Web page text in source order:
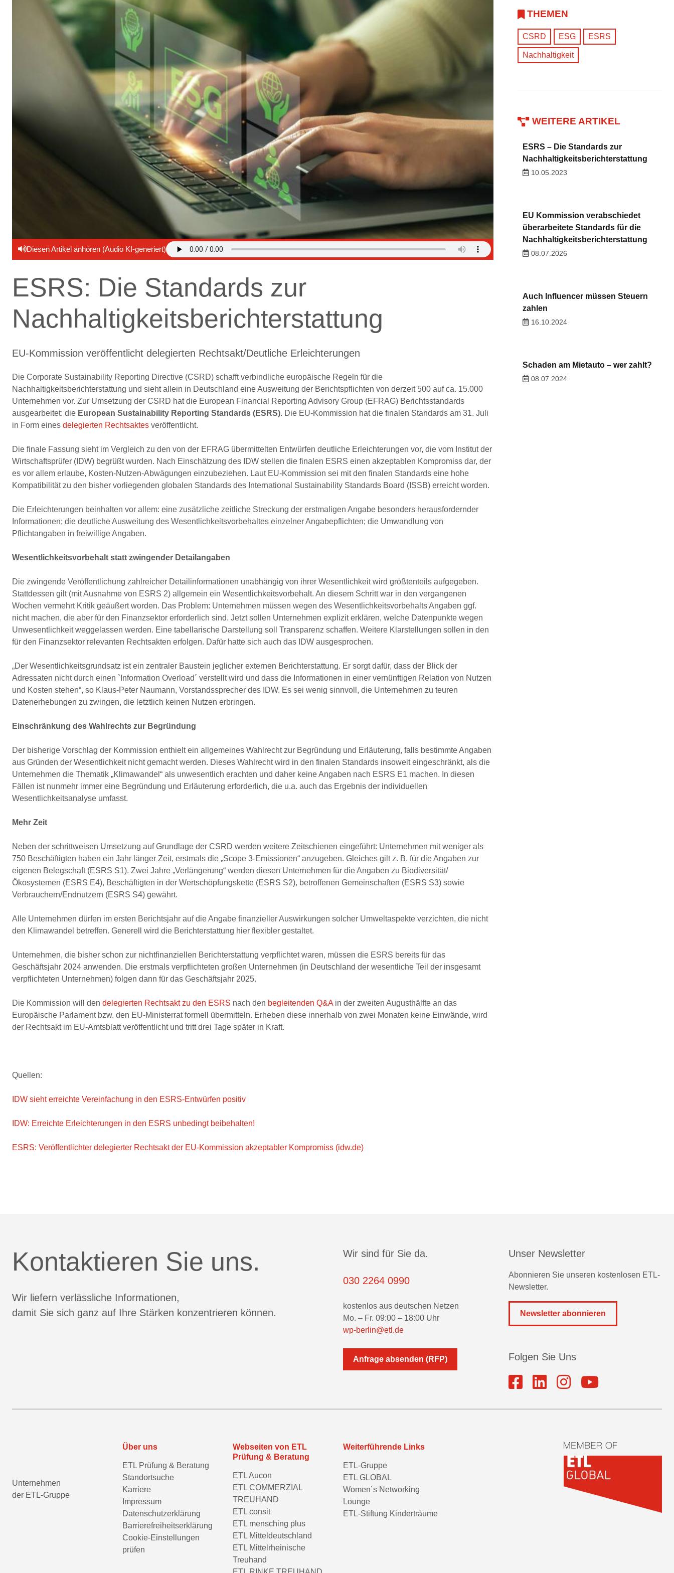
Diesen Artikel anhören (Audio KI-generiert)
ESRS: Die Standards zur
Nachhaltigkeitsberichterstattung
EU-Kommission veröffentlicht delegierten Rechtsakt/Deutliche Erleichterungen
Die Corporate Sustainability Reporting Directive (CSRD) schafft verbindliche europäische Regeln für die
Nachhaltigkeitsberichterstattung und sieht allein in Deutschland eine Ausweitung der Berichtspflichten von derzeit 500 auf ca. 15.000
Unternehmen vor. Zur Umsetzung der CSRD hat die European Financial Reporting Advisory Group (EFRAG) Berichtsstandards
ausgearbeitet: die European Sustainability Reporting Standards (ESRS). Die EU-Kommission hat die finalen Standards am 31. Juli
in Form eines delegierten Rechtsaktes veröffentlicht.
Die finale Fassung sieht im Vergleich zu den von der EFRAG übermittelten Entwürfen deutliche Erleichterungen vor, die vom Institut der
Wirtschaftsprüfer (IDW) begrüßt wurden. Nach Einschätzung des IDW stellen die finalen ESRS einen akzeptablen Kompromiss dar, der
es vor allem erlaube, Kosten-Nutzen-Abwägungen einzubeziehen. Laut EU-Kommission sei mit den finalen Standards eine hohe
Kompatibilität zu den bisher vorliegenden globalen Standards des International Sustainability Standards Board (ISSB) erreicht worden.
Die Erleichterungen beinhalten vor allem: eine zusätzliche zeitliche Streckung der erstmaligen Angabe besonders herausfordernder
Informationen; die deutliche Ausweitung des Wesentlichkeitsvorbehaltes einzelner Angabepflichten; die Umwandlung von
Pflichtangaben in freiwillige Angaben.
Wesentlichkeitsvorbehalt statt zwingender Detailangaben
Die zwingende Veröffentlichung zahlreicher Detailinformationen unabhängig von ihrer Wesentlichkeit wird größtenteils aufgegeben.
Stattdessen gilt (mit Ausnahme von ESRS 2) allgemein ein Wesentlichkeitsvorbehalt. An diesem Schritt war in den vergangenen
Wochen vermehrt Kritik geäußert worden. Das Problem: Unternehmen müssen wegen des Wesentlichkeitsvorbehalts Angaben ggf.
nicht machen, die aber für den Finanzsektor erforderlich sind. Jetzt sollen Unternehmen explizit erklären, welche Datenpunkte wegen
Unwesentlichkeit weggelassen werden. Eine tabellarische Darstellung soll Transparenz schaffen. Weitere Klarstellungen sollen in den
für den Finanzsektor relevanten Rechtsakten erfolgen. Dafür hatte sich auch das IDW ausgesprochen.
„Der Wesentlichkeitsgrundsatz ist ein zentraler Baustein jeglicher externen Berichterstattung. Er sorgt dafür, dass der Blick der
Adressaten nicht durch einen `Information Overload´ verstellt wird und dass die Informationen in einer vernünftigen Relation von Nutzen
und Kosten stehen“, so Klaus-Peter Naumann, Vorstandssprecher des IDW. Es sei wenig sinnvoll, die Unternehmen zu teuren
Datenerhebungen zu zwingen, die letztlich keinen Nutzen erbringen.
Einschränkung des Wahlrechts zur Begründung
Der bisherige Vorschlag der Kommission enthielt ein allgemeines Wahlrecht zur Begründung und Erläuterung, falls bestimmte Angaben
aus Gründen der Wesentlichkeit nicht gemacht werden. Dieses Wahlrecht wird in den finalen Standards insoweit eingeschränkt, als die
Unternehmen die Thematik „Klimawandel“ als unwesentlich erachten und daher keine Angaben nach ESRS E1 machen. In diesen
Fällen ist nunmehr immer eine Begründung und Erläuterung erforderlich, die u.a. auch das Ergebnis der individuellen
Wesentlichkeitsanalyse umfasst.
Mehr Zeit
Neben der schrittweisen Umsetzung auf Grundlage der CSRD werden weitere Zeitschienen eingeführt: Unternehmen mit weniger als
750 Beschäftigten haben ein Jahr länger Zeit, erstmals die „Scope 3-Emissionen“ anzugeben. Gleiches gilt z. B. für die Angaben zur
eigenen Belegschaft (ESRS S1). Zwei Jahre „Verlängerung“ werden diesen Unternehmen für die Angaben zu Biodiversität/
Ökosystemen (ESRS E4), Beschäftigten in der Wertschöpfungskette (ESRS S2), betroffenen Gemeinschaften (ESRS S3) sowie
Verbrauchern/Endnutzern (ESRS S4) gewährt.
Alle Unternehmen dürfen im ersten Berichtsjahr auf die Angabe finanzieller Auswirkungen solcher Umweltaspekte verzichten, die nicht
den Klimawandel betreffen. Generell wird die Berichterstattung hier flexibler gestaltet.
Unternehmen, die bisher schon zur nichtfinanziellen Berichterstattung verpflichtet waren, müssen die ESRS bereits für das
Geschäftsjahr 2024 anwenden. Die erstmals verpflichteten großen Unternehmen (in Deutschland der wesentliche Teil der insgesamt
verpflichteten Unternehmen) folgen dann für das Geschäftsjahr 2025.
Die Kommission will den delegierten Rechtsakt zu den ESRS nach den begleitenden Q&A in der zweiten Augusthälfte an das
Europäische Parlament bzw. den EU-Ministerrat formell übermitteln. Erheben diese innerhalb von zwei Monaten keine Einwände, wird
der Rechtsakt im EU-Amtsblatt veröffentlicht und tritt drei Tage später in Kraft.
Quellen:
IDW sieht erreichte Vereinfachung in den ESRS-Entwürfen positiv
IDW: Erreichte Erleichterungen in den ESRS unbedingt beibehalten!
ESRS: Veröffentlichter delegierter Rechtsakt der EU-Kommission akzeptabler Kompromiss (idw.de)
THEMEN
CSRD ESG ESRS
Nachhaltigkeit
WEITERE ARTIKEL
ESRS – Die Standards zur
Nachhaltigkeitsberichterstattung
10.05.2023
EU Kommission verabschiedet
überarbeitete Standards für die
Nachhaltigkeitsberichterstattung
08.07.2026
Auch Influencer müssen Steuern
zahlen
16.10.2024
Schaden am Mietauto – wer zahlt?
08.07.2024
Kontaktieren Sie uns.
Wir liefern verlässliche Informationen,
damit Sie sich ganz auf Ihre Stärken konzentrieren können.
Wir sind für Sie da.
030 2264 0990
kostenlos aus deutschen Netzen
Mo. – Fr. 09:00 – 18:00 Uhr
wp-berlin@etl.de
Anfrage absenden (RFP)
Unser Newsletter
Abonnieren Sie unseren kostenlosen ETL-
Newsletter.
Newsletter abonnieren
Folgen Sie Uns
Unternehmen
der ETL-Gruppe
Über uns
ETL Prüfung & Beratung
Standortsuche
Karriere
Impressum
Datenschutzerklärung
Barrierefreiheitserklärung
Cookie-Einstellungen
prüfen
Webseiten von ETL
Prüfung & Beratung
ETL Aucon
ETL COMMERZIAL
TREUHAND
ETL consit
ETL mensching plus
ETL Mitteldeutschland
ETL Mittelrheinische
Treuhand
Weiterführende Links
ETL-Gruppe
ETL GLOBAL
Women´s Networking
Lounge
ETL-Stiftung Kinderträume